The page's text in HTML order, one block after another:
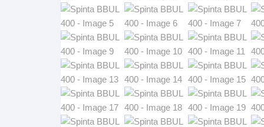
valgomojo stalai
Virtuvės- stalai+kėdės
komplektai
Kėdės
Baro kėdės